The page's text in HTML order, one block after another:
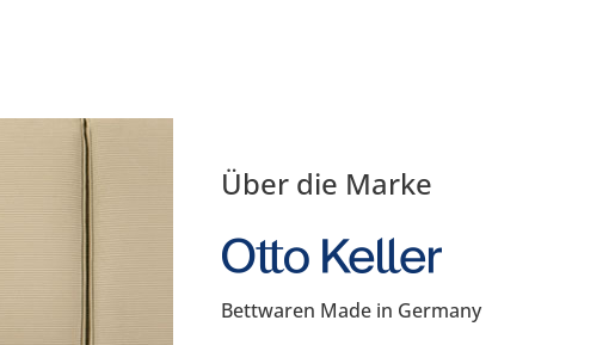
Über die Marke
Bettwaren Made in Germany